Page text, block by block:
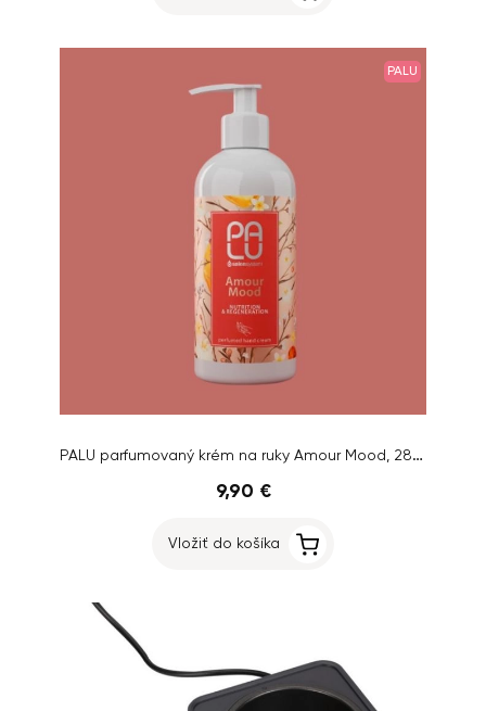
PALU
PALU parfumovaný krém na ruky Amour Mood, 280g
9,90 €
Vložiť do košíka